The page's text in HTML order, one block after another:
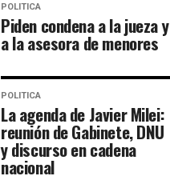
POLITICA
Piden condena a la jueza y
a la asesora de menores
POLITICA
La agenda de Javier Milei:
reunión de Gabinete, DNU
y discurso en cadena
nacional